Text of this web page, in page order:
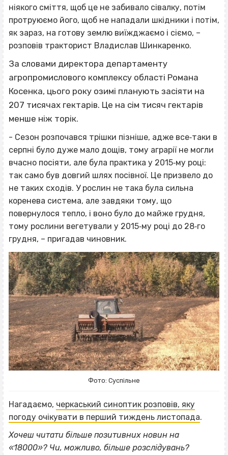
ніякого сміття, щоб це не забивало сівалку, потім
протруюємо його, щоб не нападали шкідники і потім,
як зараз, на готову землю виїжджаємо і сіємо, –
розповів тракторист Владислав Шинкаренко.
За словами директора департаменту
агропромислового комплексу області Романа
Косенка, цього року озимі планують засіяти на
207 тисячах гектарів. Це на сім тисяч гектарів
менше ніж торік.
- Сезон розпочався трішки пізніше, адже все‐таки в
серпні було дуже мало дощів, тому аграрії не могли
вчасно посіяти, але була практика у 2015‐му році:
так само був довгий шлях посівної. Це призвело до
не таких сходів. У рослин не така була сильна
коренева система, але завдяки тому, що
повернулося тепло, і воно було до майже грудня,
тому рослини вегетували у 2015‐му році до 28‐го
грудня, – пригадав чиновник.
Фото: Суспільне
Нагадаємо, черкаський синоптик розповів, яку
погоду очікувати в перший тиждень листопада.
Хочеш читати більше позитивних новин на
«18000»? Чи, можливо, більше розслідувань?